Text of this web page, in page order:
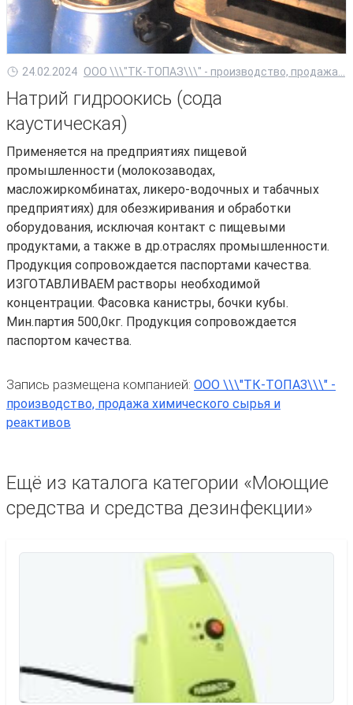
24.02.2024 ООО \\\"ТК-ТОПАЗ\\\" - производство, продажа...
Натрий гидроокись (сода
каустическая)
Применяется на предприятиях пищевой
промышленности (молокозаводах,
масложиркомбинатах, ликеро-водочных и табачных
предприятиях) для обезжиривания и обработки
оборудования, исключая контакт с пищевыми
продуктами, а также в др.отраслях промышленности.
Продукция сопровождается паспортами качества.
ИЗГОТАВЛИВАЕМ растворы необходимой
концентрации. Фасовка канистры, бочки кубы.
Мин.партия 500,0кг. Продукция сопровождается
паспортом качества.
Запись размещена компанией: ООО \\\"ТК-ТОПАЗ\\\" -
производство, продажа химического сырья и
реактивов
Ещё из каталога категории «Моющие
средства и средства дезинфекции»